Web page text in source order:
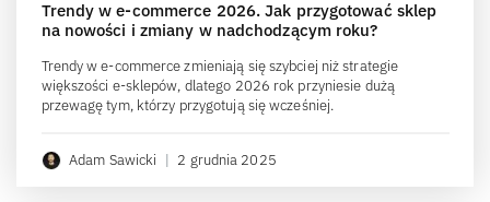
Trendy w e-commerce 2026. Jak przygotować sklep
na nowości i zmiany w nadchodzącym roku?
Trendy w e-commerce zmieniają się szybciej niż strategie
większości e-sklepów, dlatego 2026 rok przyniesie dużą
przewagę tym, którzy przygotują się wcześniej.
Adam Sawicki | 2 grudnia 2025